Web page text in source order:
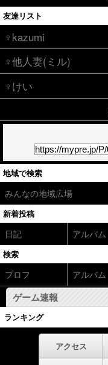
友達リスト
♀kazumi
♀他人妻(ミル)
♀けい
地域で検索
みんなの地域広場
新着投稿
日記 アルバム
検索
プロフ アルバム
ゲーム速報
ランキング
アクセス